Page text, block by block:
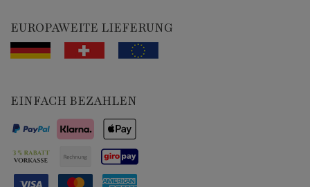
EUROPAWEITE LIEFERUNG
EINFACH BEZAHLEN